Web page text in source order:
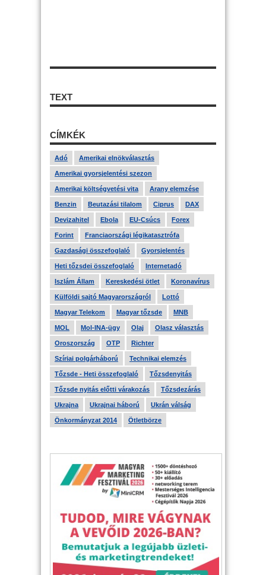
TEXT
CÍMKÉK
Adó Amerikai elnökválasztás
Amerikai gyorsjelentési szezon
Amerikai költségvetési vita Arany elemzése
Benzin Beutazási tilalom Ciprus DAX
Devizahitel Ebola EU-Csúcs Forex
Forint Franciaországi légikatasztrófa
Gazdasági összefoglaló Gyorsjelentés
Heti tőzsdei összefoglaló Internetadó
Iszlám Állam Kereskedési ötlet Koronavírus
Külföldi sajtó Magyarországról Lottó
Magyar Telekom Magyar tőzsde MNB
MOL Mol-INA-ügy Olaj Olasz választás
Oroszország OTP Richter
Szíriai polgárháború Technikai elemzés
Tőzsde - Heti összefoglaló Tőzsdenyitás
Tőzsde nyitás előtti várakozás Tőzsdezárás
Ukrajna Ukrajnai háború Ukrán válság
Önkormányzat 2014 Ötletbörze